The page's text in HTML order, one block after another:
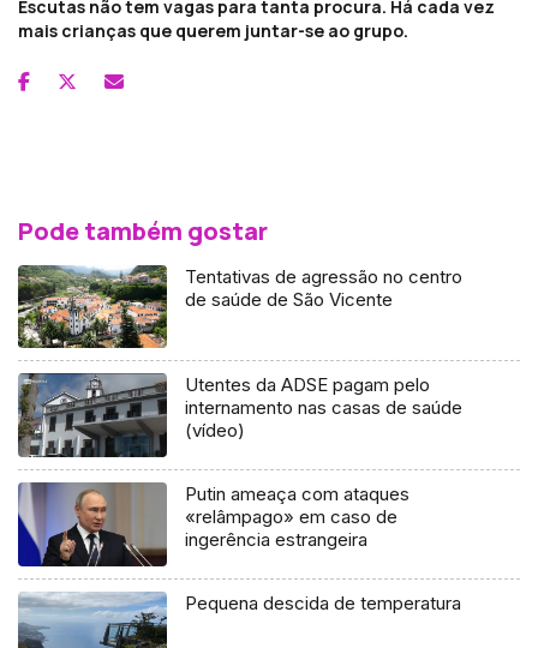
Escutas não tem vagas para tanta procura. Há cada vez
mais crianças que querem juntar-se ao grupo.
Pode também gostar
Tentativas de agressão no centro
de saúde de São Vicente
Utentes da ADSE pagam pelo
internamento nas casas de saúde
(vídeo)
Putin ameaça com ataques
«relâmpago» em caso de
ingerência estrangeira
Pequena descida de temperatura